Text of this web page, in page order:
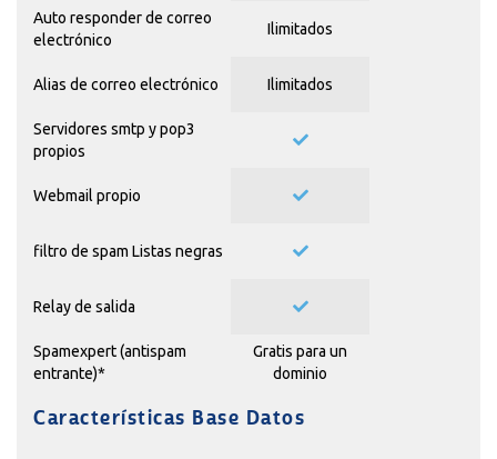
Auto responder de correo
electrónico
Ilimitados
Alias de correo electrónico Ilimitados
Servidores smtp y pop3
propios
Webmail propio
filtro de spam Listas negras
Relay de salida
Spamexpert (antispam
entrante)*
Gratis para un
dominio
Características Base Datos